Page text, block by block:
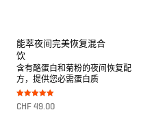
能萃夜间完美恢复混合
饮
含有酪蛋白和菊粉的夜间恢复配
方，提供您必需蛋白质
Bewertet mit
5.00
CHF 49.00